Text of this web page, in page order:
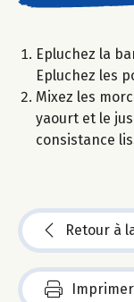
Epluchez la
Epluchez les
Mixez les
yaourt et le
consistance
Retour à